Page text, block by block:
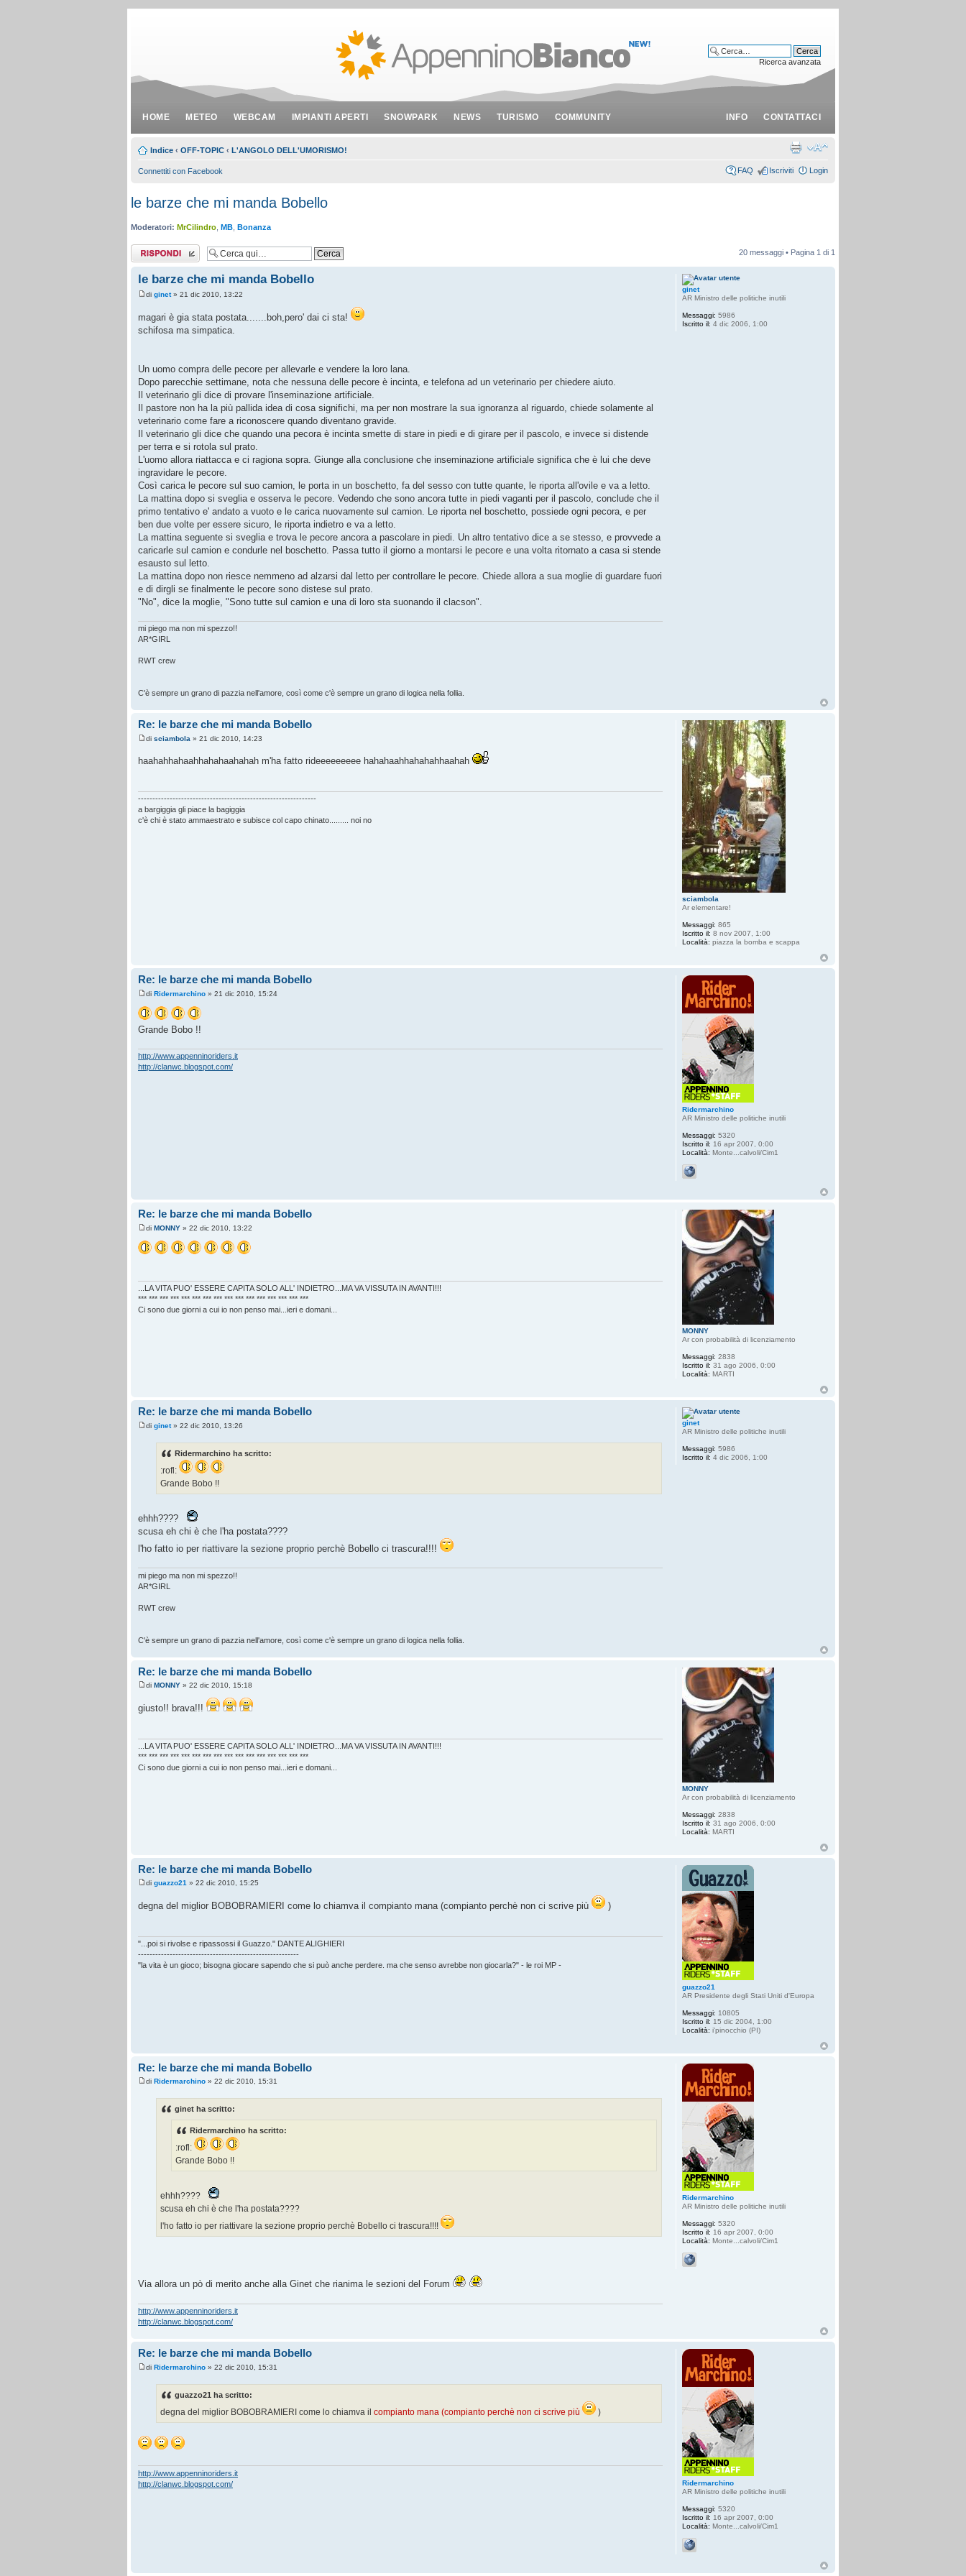
HOME METEO WEBCAM IMPIANTI APERTI SNOWPARK NEWS TURISMO COMMUNITY INFO CONTATTACI
Ricerca avanzata
Indice ‹ OFF-TOPIC ‹ L'ANGOLO DELL'UMORISMO!
Connettiti con Facebook FAQ Iscriviti Login
le barze che mi manda Bobello
Moderatori: MrCilindro MB Bonanza
Rispondi al
messaggio
20 messaggi • Pagina 1 di 1
le barze che mi manda Bobello
di ginet» 21 dic 2010, 13:22
magari è gia stata postata.......boh,pero' dai ci sta!
schifosa ma simpatica.
Un uomo compra delle pecore per allevarle e vendere la loro lana.
Dopo parecchie settimane, nota che nessuna delle pecore è incinta, e telefona ad un veterinario per chiedere aiuto.
Il veterinario gli dice di provare l'inseminazione artificiale.
Il pastore non ha la più pallida idea di cosa significhi, ma per non mostrare la sua ignoranza al riguardo, chiede solamente al
veterinario come fare a riconoscere quando diventano gravide.
Il veterinario gli dice che quando una pecora è incinta smette di stare in piedi e di girare per il pascolo, e invece si distende
per terra e si rotola sul prato.
L'uomo allora riattacca e ci ragiona sopra. Giunge alla conclusione che inseminazione artificiale significa che è lui che deve
ingravidare le pecore.
Così carica le pecore sul suo camion, le porta in un boschetto, fa del sesso con tutte quante, le riporta all'ovile e va a letto.
La mattina dopo si sveglia e osserva le pecore. Vedendo che sono ancora tutte in piedi vaganti per il pascolo, conclude che il
primo tentativo e' andato a vuoto e le carica nuovamente sul camion. Le riporta nel boschetto, possiede ogni pecora, e per
ben due volte per essere sicuro, le riporta indietro e va a letto.
La mattina seguente si sveglia e trova le pecore ancora a pascolare in piedi. Un altro tentativo dice a se stesso, e provvede a
caricarle sul camion e condurle nel boschetto. Passa tutto il giorno a montarsi le pecore e una volta ritornato a casa si stende
esausto sul letto.
La mattina dopo non riesce nemmeno ad alzarsi dal letto per controllare le pecore. Chiede allora a sua moglie di guardare fuori
e di dirgli se finalmente le pecore sono distese sul prato.
"No", dice la moglie, "Sono tutte sul camion e una di loro sta suonando il clacson".
mi piego ma non mi spezzo!!
AR*GIRL
RWT crew
C'è sempre un grano di pazzia nell'amore, così come c'è sempre un grano di logica nella follia.
ginet
AR Ministro delle politiche inutili
Messaggi: 5986
Iscritto il: 4 dic 2006, 1:00
Re: le barze che mi manda Bobello
di sciambola » 21 dic 2010, 14:23
haahahhahaahhahahaahahah m'ha fatto rideeeeeeeee hahahaahhahahahhaahah
--------------------------------------------------------------
a bargiggia gli piace la bagiggia
c'è chi è stato ammaestrato e subisce col capo chinato......... noi no
sciambola
Ar elementare!
Messaggi: 865
Iscritto il: 8 nov 2007, 1:00
Località: piazza la bomba e scappa
Re: le barze che mi manda Bobello
di Ridermarchino » 21 dic 2010, 15:24
Grande Bobo !!
http://www.appenninoriders.it
http://clanwc.blogspot.com/
Ridermarchino
AR Ministro delle politiche inutili
Messaggi: 5320
Iscritto il: 16 apr 2007, 0:00
Località: Monte...calvoli/Cim1
Re: le barze che mi manda Bobello
di MONNY » 22 dic 2010, 13:22
...LA VITA PUO' ESSERE CAPITA SOLO ALL' INDIETRO...MA VA VISSUTA IN AVANTI!!!
*** *** *** *** *** *** *** *** *** *** *** *** *** *** *** ***
Ci sono due giorni a cui io non penso mai...ieri e domani...
MONNY
Ar con probabilità di licenziamento
Messaggi: 2838
Iscritto il: 31 ago 2006, 0:00
Località: MARTI
Re: le barze che mi manda Bobello
di ginet» 22 dic 2010, 13:26
Ridermarchino ha scritto:
:rofl:
Grande Bobo !!
ehhh????
scusa eh chi è che l'ha postata????
l'ho fatto io per riattivare la sezione proprio perchè Bobello ci trascura!!!!
mi piego ma non mi spezzo!!
AR*GIRL
RWT crew
C'è sempre un grano di pazzia nell'amore, così come c'è sempre un grano di logica nella follia.
ginet
AR Ministro delle politiche inutili
Messaggi: 5986
Iscritto il: 4 dic 2006, 1:00
Re: le barze che mi manda Bobello
di MONNY » 22 dic 2010, 15:18
giusto!! brava!!!
...LA VITA PUO' ESSERE CAPITA SOLO ALL' INDIETRO...MA VA VISSUTA IN AVANTI!!!
*** *** *** *** *** *** *** *** *** *** *** *** *** *** *** ***
Ci sono due giorni a cui io non penso mai...ieri e domani...
MONNY
Ar con probabilità di licenziamento
Messaggi: 2838
Iscritto il: 31 ago 2006, 0:00
Località: MARTI
Re: le barze che mi manda Bobello
di guazzo21 » 22 dic 2010, 15:25
degna del miglior BOBOBRAMIERI come lo chiamva il compianto mana (compianto perchè non ci scrive più )
"...poi si rivolse e ripassossi il Guazzo." DANTE ALIGHIERI
--------------------------------------------------------
"la vita è un gioco; bisogna giocare sapendo che si può anche perdere. ma che senso avrebbe non giocarla?" - le roi MP -
guazzo21
AR Presidente degli Stati Uniti d'Europa
Messaggi: 10805
Iscritto il: 15 dic 2004, 1:00
Località: i'pinocchio (PI)
Re: le barze che mi manda Bobello
di Ridermarchino » 22 dic 2010, 15:31
ginet ha scritto:
Ridermarchino ha scritto:
:rofl:
Grande Bobo !!
ehhh????
scusa eh chi è che l'ha postata????
l'ho fatto io per riattivare la sezione proprio perchè Bobello ci trascura!!!!
Via allora un pò di merito anche alla Ginet che rianima le sezioni del Forum
http://www.appenninoriders.it
http://clanwc.blogspot.com/
Ridermarchino
AR Ministro delle politiche inutili
Messaggi: 5320
Iscritto il: 16 apr 2007, 0:00
Località: Monte...calvoli/Cim1
Re: le barze che mi manda Bobello
di Ridermarchino » 22 dic 2010, 15:31
guazzo21 ha scritto:
degna del miglior BOBOBRAMIERI come lo chiamva il compianto mana (compianto perchè non ci scrive più )
http://www.appenninoriders.it
http://clanwc.blogspot.com/
Ridermarchino
AR Ministro delle politiche inutili
Messaggi: 5320
Iscritto il: 16 apr 2007, 0:00
Località: Monte...calvoli/Cim1